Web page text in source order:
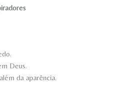
Deus.
da aparência.